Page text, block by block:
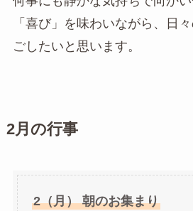
「喜び」を味わいながら、日
ごしたいと思います。
2月の行事
2（月） 朝のお集まり